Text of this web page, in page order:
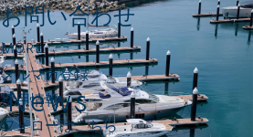
お問い合わせ
MORE
メルマガ登録
採用情報
フォローはこちら：
News